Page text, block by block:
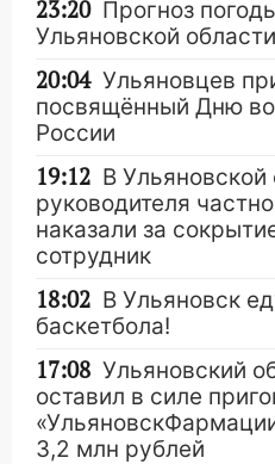
23:20 Прогноз
Ульяновской области
20:04 Ульяновцев
посвящённый Дню
России
19:12 В Ульяновской
руководителя
наказали за
сотрудник
18:02 В Ульяновск
баскетбола!
17:08 Ульяновский
оставил в силе
3,2 млн рублей